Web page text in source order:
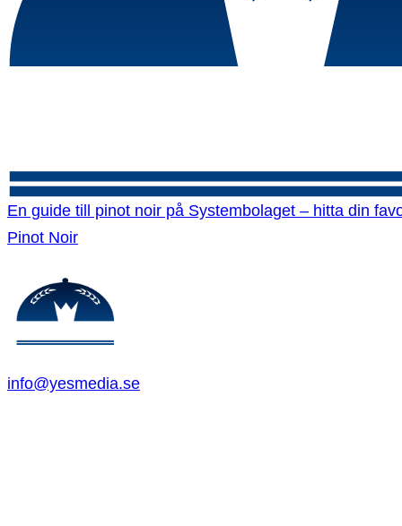
En guide till pinot noir på Systembolaget – hitta din
Pinot Noir
info@yesmedia.se